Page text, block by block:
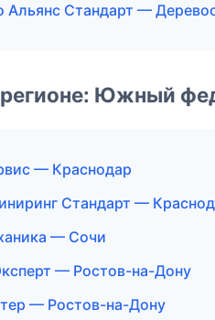
Альянс Стандарт —
Южный
— Краснодар
Стандарт —
— Сочи
— Ростов-на-Дону
— Ростов-на-Дону